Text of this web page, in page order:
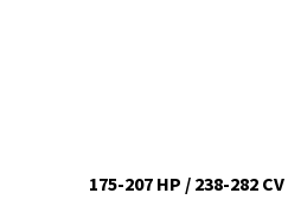
175-207 HP / 238-282 CV